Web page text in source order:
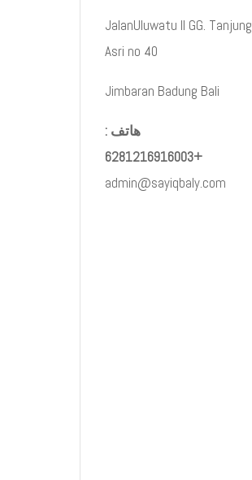
JalanUluwatu II GG. Tanjung
Asri no 40
Jimbaran Badung Bali
هاتف :
+6281216916003
admin@sayiqbaly.com